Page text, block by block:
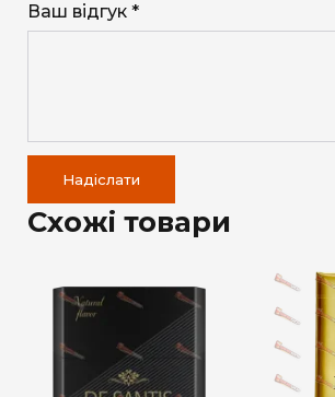
Ваш відгук *
Надіслати
Схожі товари